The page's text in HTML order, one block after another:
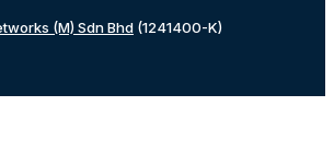
(M) Sdn Bhd (1241400-K)